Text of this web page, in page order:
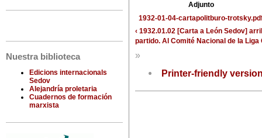
Nuestra biblioteca
Edicions internacionals
Sedov
Alejandría proletaria
Cuadernos de formación
marxista
Adjunto
1932-01-04-cartapolitburo-
‹ 1932.01.02 [Carta a León Sedov]
partido. Al Comité Nacional de la
»
Printer-friendly